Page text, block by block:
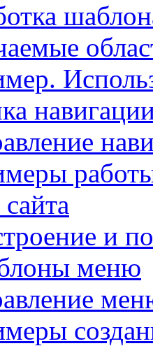
и
меню